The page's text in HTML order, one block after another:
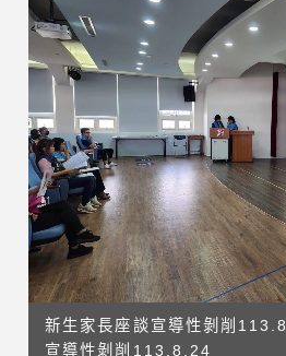
新生家長座談宣導性剝削
宣導性剝削113.8.24